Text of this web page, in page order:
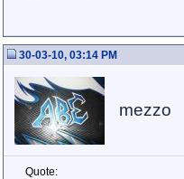
30-03-10, 03:14 PM
mezzo
Quote: